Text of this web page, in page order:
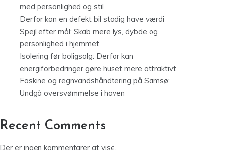
med personlighed og stil
Derfor kan en defekt bil stadig have værdi
Spejl efter mål: Skab mere lys, dybde og
personlighed i hjemmet
Isolering før boligsalg: Derfor kan
energiforbedringer gøre huset mere attraktivt
Faskine og regnvandshåndtering på Samsø:
Undgå oversvømmelse i haven
Recent Comments
Der er ingen kommentarer at vise.